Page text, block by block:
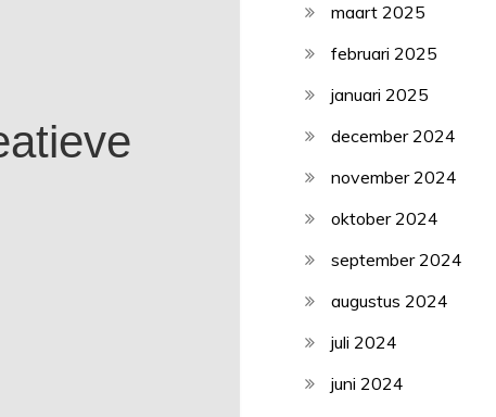
maart 2025
februari 2025
januari 2025
december 2024
november 2024
oktober 2024
september 2024
augustus 2024
juli 2024
juni 2024